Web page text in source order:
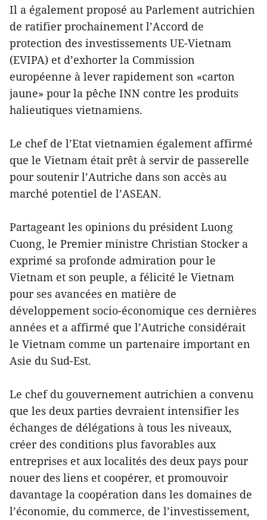
Il a également proposé au Parlement autrichien
de ratifier prochainement l’Accord de
protection des investissements UE-Vietnam
(EVIPA) et d’exhorter la Commission
européenne à lever rapidement son «carton
jaune» pour la pêche INN contre les produits
halieutiques vietnamiens.
Le chef de l’Etat vietnamien également affirmé
que le Vietnam était prêt à servir de passerelle
pour soutenir l’Autriche dans son accès au
marché potentiel de l’ASEAN.
Partageant les opinions du président Luong
Cuong, le Premier ministre Christian Stocker a
exprimé sa profonde admiration pour le
Vietnam et son peuple, a félicité le Vietnam
pour ses avancées en matière de
développement socio-économique ces dernières
années et a affirmé que l’Autriche considérait
le Vietnam comme un partenaire important en
Asie du Sud-Est.
Le chef du gouvernement autrichien a convenu
que les deux parties devraient intensifier les
échanges de délégations à tous les niveaux,
créer des conditions plus favorables aux
entreprises et aux localités des deux pays pour
nouer des liens et coopérer, et promouvoir
davantage la coopération dans les domaines de
l’économie, du commerce, de l’investissement,